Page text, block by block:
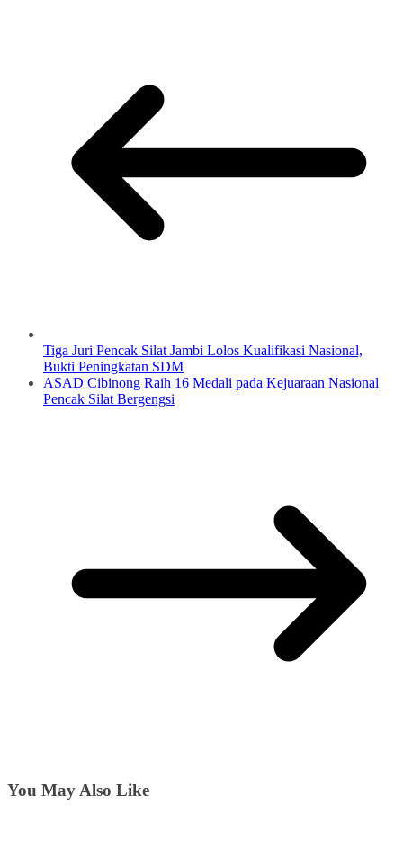
Tiga Juri Pencak Silat Jambi Lolos Kualifikasi Nasional,
Bukti Peningkatan SDM
ASAD Cibinong Raih 16 Medali pada Kejuaraan Nasional
Pencak Silat Bergengsi
You May Also Like